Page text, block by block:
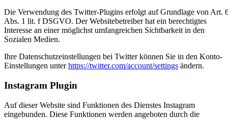
Die Verwendung des Twitter-Plugins erfolgt auf Grundlage von Art.
Abs. 1 lit. f DSGVO. Der Websitebetreiber hat ein berechtigtes
Interesse an einer möglichst umfangreichen Sichtbarkeit in den
Sozialen Medien.
Ihre Datenschutzeinstellungen bei Twitter können Sie in den Konto-
Einstellungen unterhttps://twitter.com/account/settings ändern.
Instagram Plugin
Auf dieser Website sind Funktionen des Dienstes Instagram
eingebunden. Diese Funktionen werden angeboten durch die